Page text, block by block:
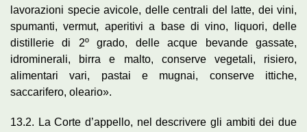
lavorazioni specie avicole, delle centrali del latte, dei vini,
spumanti, vermut, aperitivi a base di vino, liquori, delle
distillerie di 2º grado, delle acque bevande gassate,
idrominerali, birra e malto, conserve vegetali, risiero,
alimentari vari, pastai e mugnai, conserve ittiche,
saccarifero, oleario».
13.2. La Corte d’appello, nel descrivere gli ambiti dei due